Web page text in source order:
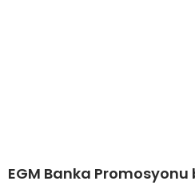
EGM Banka